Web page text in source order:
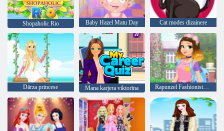
Shopaholic Rio Baby Hazel Matu Day Cat modes dizainere
Dārza princese Mana karjera viktorīna Rapunzel Fashionista par Go